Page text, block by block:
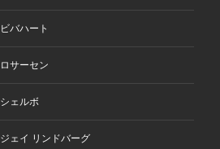
ビバハート
ロサーセン
シェルボ
ジェイ リンドバーグ